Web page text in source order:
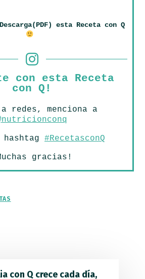
esta Receta con Q
con esta Receta
con Q!
redes, menciona a
#RecetasconQ
gracias!
con Q crece cada día,